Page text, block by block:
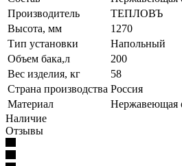
Производитель
ТЕПЛОВЪ
Высота, мм
1270
Тип установки
Напольный
Объем бака,л
200
Вес изделия, кг
58
Страна производства Россия
Материал
Нержавеющая
Наличие
Отзывы